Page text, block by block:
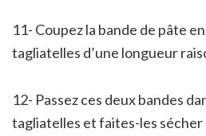
11- Coupez la bande de pâte
tagliatelles d’une longueur
12- Passez ces deux bandes
tagliatelles et faites-les sécher